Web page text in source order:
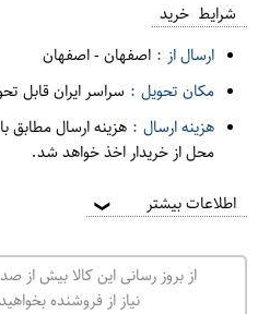
شرایط خرید
ارسال از : اصفهان-اصفهان
مکان تحویل : سراسر ایران قابل
هزینه ارسال : هزینه ارسال مطابق
محل از خریدار اخذ خواهد شد.
اطلاعات بیشتر ❯
از بروز رسانی این کالا بیش
نیاز از فروشنده